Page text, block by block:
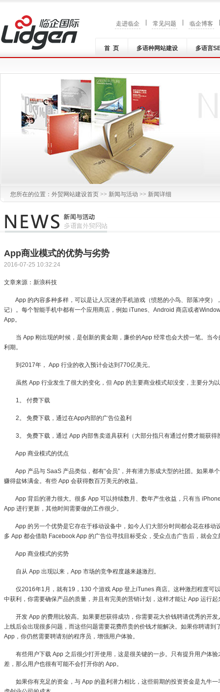
走进临企 常见问题 临企博客
首 页 多语种网站建设 多语言
您所在的位置： 外贸网站建设首页 >> 新闻与活动 >> 新闻详细
App商业模式的优势与劣势
2016-07-25 10:32:24
文章来源：新浪科技
App 的内容多种多样，可以是让人沉迷的手机游戏（愤怒的小鸟、部落冲突）
记）。每个智能手机中都有一个应用商店，例如 iTunes、Android 商店或者
App。
当 App 刚出现的时候，是创新的黄金期，廉价的App 经常也会大捞一笔。当今
利期。
到2017年， App 行业的收入预计会达到770亿美元。
虽然 App 行业发生了很大的变化，但 App 的主要商业模式却没变，主要分为
1。 付费下载
2。 免费下载，通过在App内部的广告位盈利
3。 免费下载，通过 App 内部售卖道具获利（大部分指只有通过付费才能获得
App 商业模式的优点
App 产品与 SaaS 产品类似，都有“会员”，并有潜力形成大型的社团。如果单
赚得盆钵满金。有些 App 会获得数百万美元的收益。
App 背后的潜力很大。很多 App 可以持续数月、数年产生收益，只有当
App 进行更新，其他时间需要做的工作很少。
App 的另一个优势是它存在于移动设备中，如今人们大部分时间都会花在移动
多 App 都会借助 Facebook App 的广告位寻找目标受众，受众点击广告后，就会
App 商业模式的劣势
自从 App 出现以来，App 市场的竞争程度越来越激烈。
仅2016年1月，就有19，130 个游戏 App 登上iTunes 商店。这种激烈程度可以
中获利，你需要确保产品的质量，并且有完美的营销计划，这样才能让 App 运行起
开发 App 的费用比较高。如果要想获得成功，你需要花大价钱聘请优秀的开发
上线后会出现很多问题，而这些问题需要花费昂贵的价钱才能解决。如果你聘请到
App，你仍然需要聘请别的程序员，增强用户体验。
有些用户下载 App 之后很少打开使用，这是很关键的一步。只有提升用户体验
差，那么用户也很有可能不会打开你的 App。
如果你有充足的资金，与 App 的盈利潜力相比，这些前期的投资资金是九牛一